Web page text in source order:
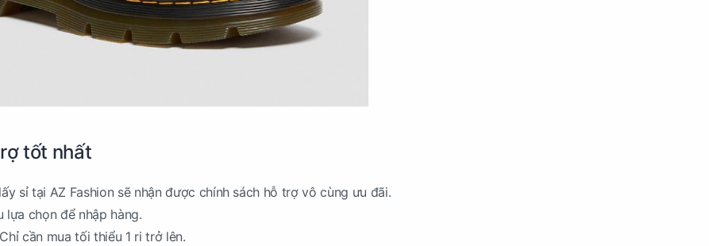
tốt nhất
sỉ tại AZ Fashion sẽ nhận được chính sách hỗ trợ vô cùng ưu đãi.
lựa chọn để nhập hàng.
cần mua tối thiểu 1 ri trở lên.